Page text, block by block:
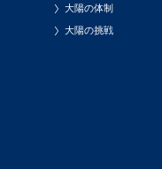
大陽の体制
大陽の挑戦